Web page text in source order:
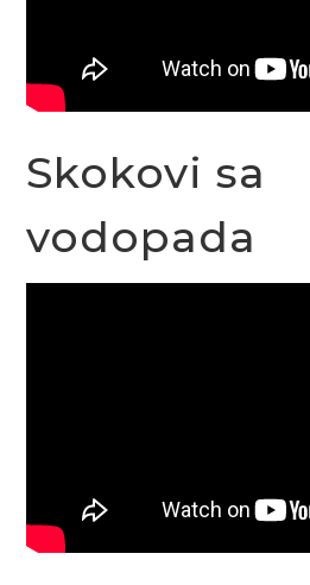
Skokovi sa
vodopada